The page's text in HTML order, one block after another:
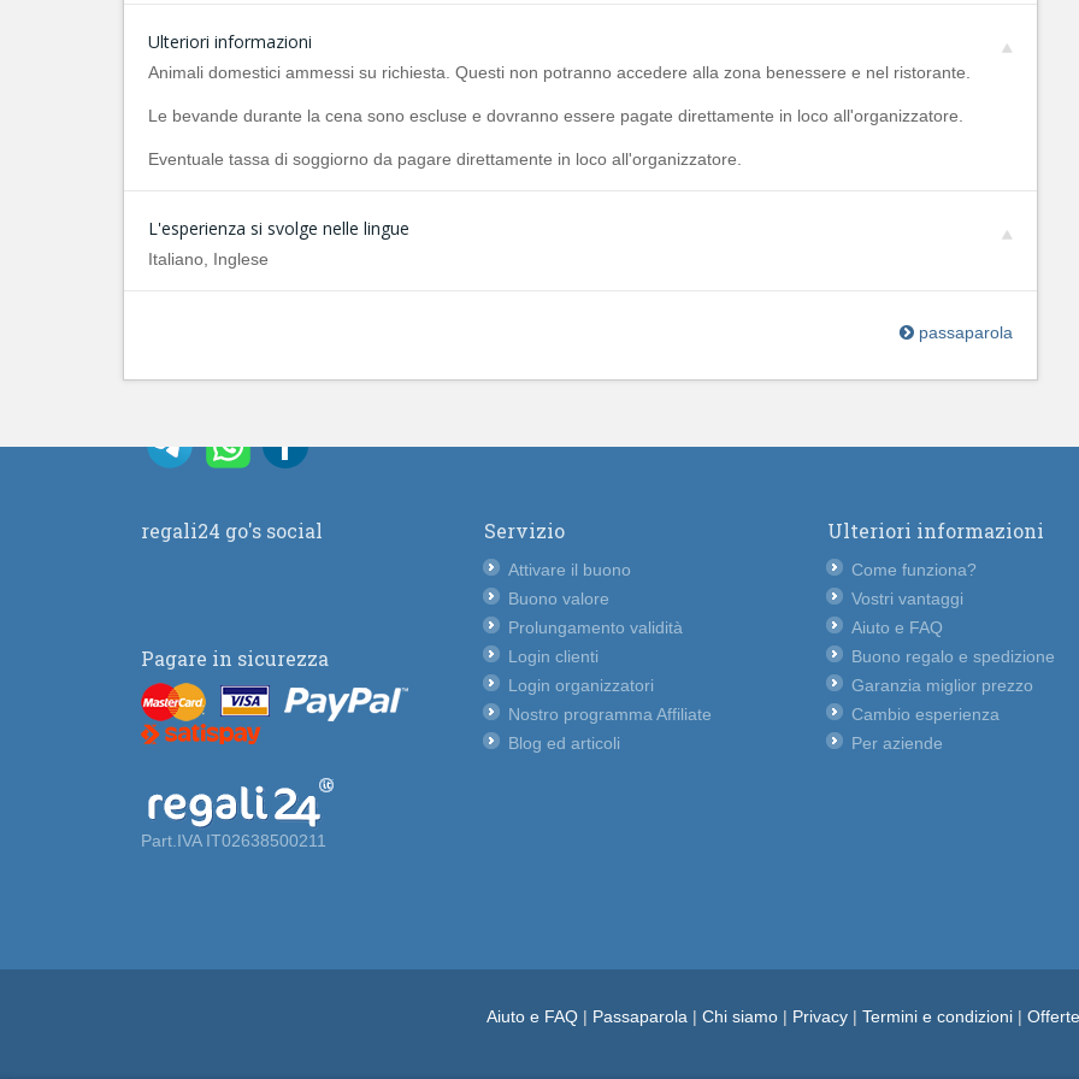
Ulteriori informazioni
Animali domestici ammessi su richiesta. Questi non potranno accedere alla zona benessere e nel ristorante.
Le bevande durante la cena sono escluse e dovranno essere pagate direttamente in loco all'organizzatore.
Eventuale tassa di soggiorno da pagare direttamente in loco all'organizzatore.
L'esperienza si svolge nelle lingue
Italiano, Inglese
passaparola
regali24 go's social
Pagare in sicurezza
Part.IVA IT02638500211
Servizio
Attivare il buono
Buono valore
Prolungamento validità
Login clienti
Login organizzatori
Nostro programma Affiliate
Blog ed articoli
Ulteriori informazioni
Come funziona?
Vostri vantaggi
Aiuto e FAQ
Buono regalo e spedizione
Garanzia miglior prezzo
Cambio esperienza
Per aziende
Aiuto e FAQ | Passaparola | Chi siamo | Privacy | Termini e condizioni |